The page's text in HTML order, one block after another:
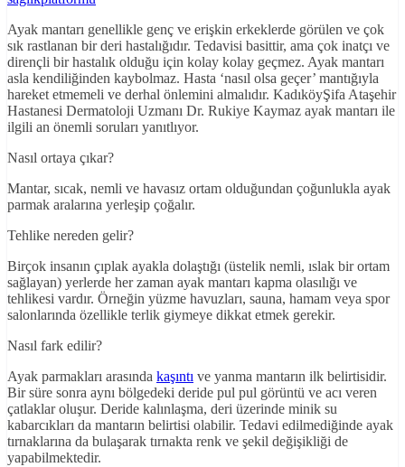
Ayak mantarı genellikle genç ve erişkin erkeklerde görülen ve çok
sık rastlanan bir deri hastalığıdır. Tedavisi basittir, ama çok inatçı ve
dirençli bir hastalık olduğu için kolay kolay geçmez. Ayak mantarı
asla kendiliğinden kaybolmaz. Hasta ‘nasıl olsa geçer’ mantığıyla
hareket etmemeli ve derhal önlemini almalıdır. KadıköyŞifa Ataşehir
Hastanesi Dermatoloji Uzmanı Dr. Rukiye Kaymaz ayak mantarı ile
ilgili an önemli soruları yanıtlıyor.
Nasıl ortaya çıkar?
Mantar, sıcak, nemli ve havasız ortam olduğundan çoğunlukla ayak
parmak aralarına yerleşip çoğalır.
Tehlike nereden gelir?
Birçok insanın çıplak ayakla dolaştığı (üstelik nemli, ıslak bir ortam
sağlayan) yerlerde her zaman ayak mantarı kapma olasılığı ve
tehlikesi vardır. Örneğin yüzme havuzları, sauna, hamam veya spor
salonlarında özellikle terlik giymeye dikkat etmek gerekir.
Nasıl fark edilir?
Ayak parmakları arasında kaşıntı ve yanma mantarın ilk belirtisidir.
Bir süre sonra aynı bölgedeki deride pul pul görüntü ve acı veren
çatlaklar oluşur. Deride kalınlaşma, deri üzerinde minik su
kabarcıkları da mantarın belirtisi olabilir. Tedavi edilmediğinde ayak
tırnaklarına da bulaşarak tırnakta renk ve şekil değişikliği de
yapabilmektedir.